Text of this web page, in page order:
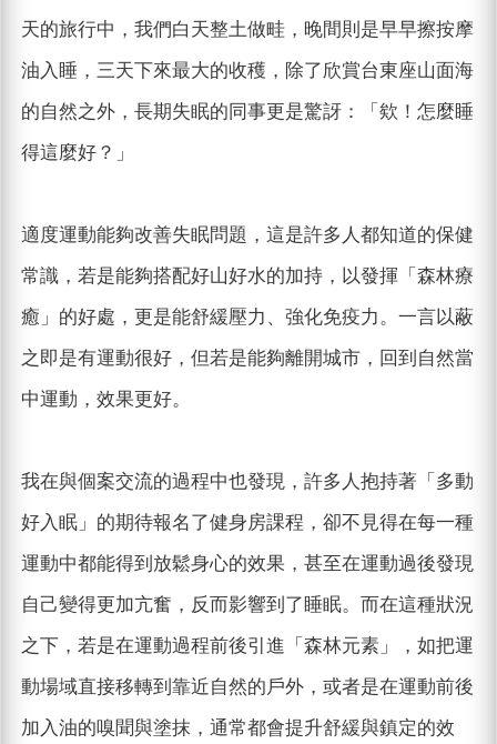
天的旅行中，我們白天整土做畦，晚間則是早早擦按摩
油入睡，三天下來最大的收穫，除了欣賞台東座山面海
的自然之外，長期失眠的同事更是驚訝：「欸！怎麼睡
得這麼好？」
適度運動能夠改善失眠問題，這是許多人都知道的保健
常識，若是能夠搭配好山好水的加持，以發揮「森林療
癒」的好處，更是能舒緩壓力、強化免疫力。一言以蔽
之即是有運動很好，但若是能夠離開城市，回到自然當
中運動，效果更好。
我在與個案交流的過程中也發現，許多人抱持著「多動
好入眠」的期待報名了健身房課程，卻不見得在每一種
運動中都能得到放鬆身心的效果，甚至在運動過後發現
自己變得更加亢奮，反而影響到了睡眠。而在這種狀況
之下，若是在運動過程前後引進「森林元素」，如把運
動場域直接移轉到靠近自然的戶外，或者是在運動前後
加入油的嗅聞與塗抹，通常都會提升舒緩與鎮定的效